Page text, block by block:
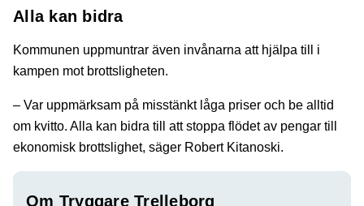
Alla kan bidra
Kommunen uppmuntrar även invånarna att hjälpa till i
kampen mot brottsligheten.
– Var uppmärksam på misstänkt låga priser och be alltid
om kvitto. Alla kan bidra till att stoppa flödet av pengar till
ekonomisk brottslighet, säger Robert Kitanoski.
Om Tryggare Trelleborg